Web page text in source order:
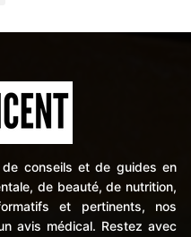
de conseils et de guides en
de beauté, de nutrition,
et pertinents, nos
avis médical. Restez avec